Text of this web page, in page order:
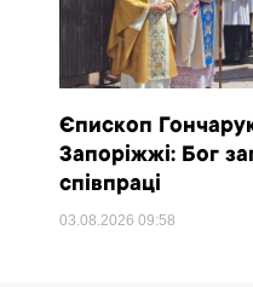
Єпископ
Запоріжжі: Бог
співпраці
03.08.202609:58